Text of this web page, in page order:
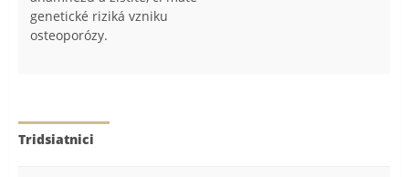
genetické riziká vzniku
osteoporózy.
Tridsiatnici